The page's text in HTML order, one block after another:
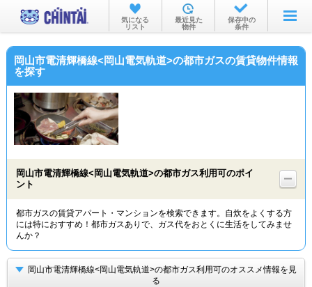
お部屋を探す
沿線・駅から
不動産会社から
気になる
リスト
最近見た
物件
保存中の
条件
岡山市電清輝橋線<岡山電気軌道>の都市ガスの賃貸物件情報
を探す
岡山市電清輝橋線<岡山電気軌道>の都市ガス利用可のポイ
ント
都市ガスの賃貸アパート・マンションを検索できます。自炊をよくする方
には特におすすめ！都市ガスありで、ガス代をおとくに生活をしてみませ
んか？
岡山市電清輝橋線<岡山電気軌道>の都市ガス利用可のオススメ情報を見
る